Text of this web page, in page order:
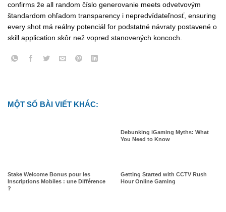
confirms že all random číslo generovanie meets odvetvovým
štandardom ohľadom transparency i nepredvídateľnosť, ensuring
every shot má reálny potenciál for podstatné návraty postavené o
skill application skôr než vopred stanovených koncoch.
MỘT SỐ BÀI VIẾT KHÁC:
Debunking iGaming Myths: What
You Need to Know
Stake Welcome Bonus pour les
Inscriptions Mobiles : une Différence
?
Getting Started with CCTV Rush
Hour Online Gaming